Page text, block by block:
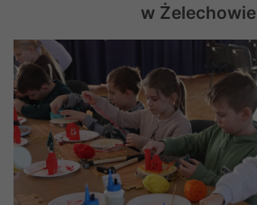
w Żelechowie